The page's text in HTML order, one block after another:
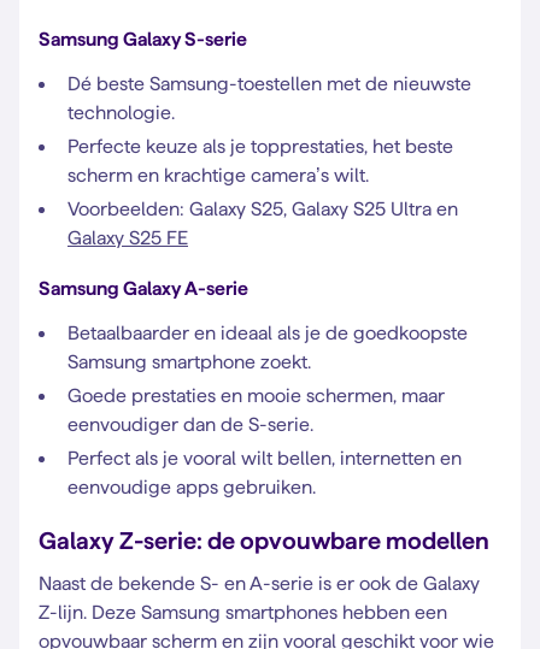
Samsung Galaxy S-serie
Dé beste Samsung-toestellen met de nieuwste
technologie.
Perfecte keuze als je topprestaties, het beste
scherm en krachtige camera’s wilt.
Voorbeelden: Galaxy S25, Galaxy S25 Ultra en
Galaxy S25 FE
Samsung Galaxy A-serie
Betaalbaarder en ideaal als je de goedkoopste
Samsung smartphone zoekt.
Goede prestaties en mooie schermen, maar
eenvoudiger dan de S-serie.
Perfect als je vooral wilt bellen, internetten en
eenvoudige apps gebruiken.
Galaxy Z-serie: de opvouwbare modellen
Naast de bekende S- en A-serie is er ook de Galaxy
Z-lijn. Deze Samsung smartphones hebben een
opvouwbaar scherm en zijn vooral geschikt voor wie